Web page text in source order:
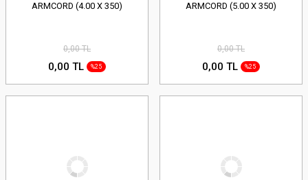
ARMCORD (4.00 X 350)
0,00 TL
0,00 TL %25
ARMCORD (5.00 X 350)
0,00 TL
0,00 TL %25